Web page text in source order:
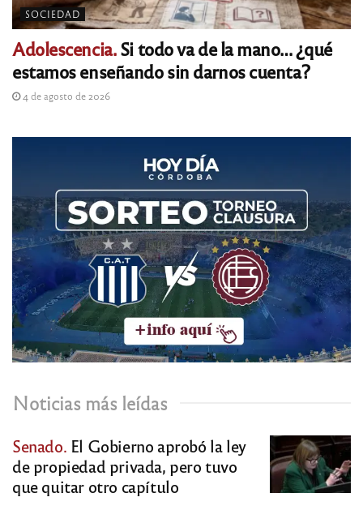
SOCIEDAD
Adolescencia.Si todo va de la mano… ¿qué
estamos enseñando sin darnos cuenta?
4 de agosto de 2026
Noticias más leídas
Senado. El Gobierno aprobó la ley
de propiedad privada, pero tuvo
que quitar otro capítulo